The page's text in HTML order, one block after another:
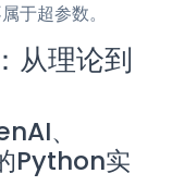
于超参数。
从理论到
、
Python实